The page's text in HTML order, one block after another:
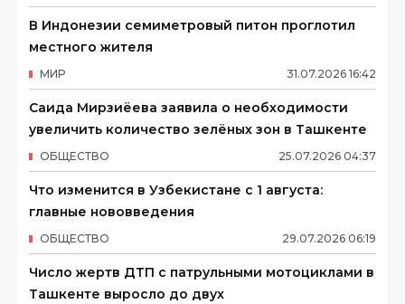
В Индонезии семиметровый питон проглотил
местного жителя
31.07.2026 16:42
МИР
Саида Мирзиёева заявила о необходимости
увеличить количество зелёных зон в Ташкенте
25.07.2026 04:37
ОБЩЕСТВО
Что изменится в Узбекистане с 1 августа:
главные нововведения
29.07.2026 06:19
ОБЩЕСТВО
Число жертв ДТП с патрульными мотоциклами в
Ташкенте выросло до двух